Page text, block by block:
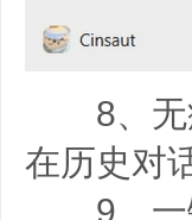
8、无痕
在历史对
9、一键